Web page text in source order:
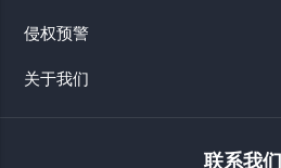
侵权预警
关于我们
联系我们